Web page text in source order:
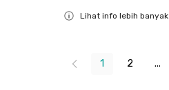
Lihat info lebih banyak
1 2 ...